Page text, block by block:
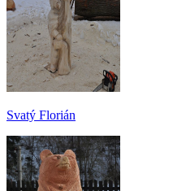
Svatý Florián